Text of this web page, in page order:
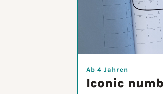
Ab 4 Jahren
Iconic